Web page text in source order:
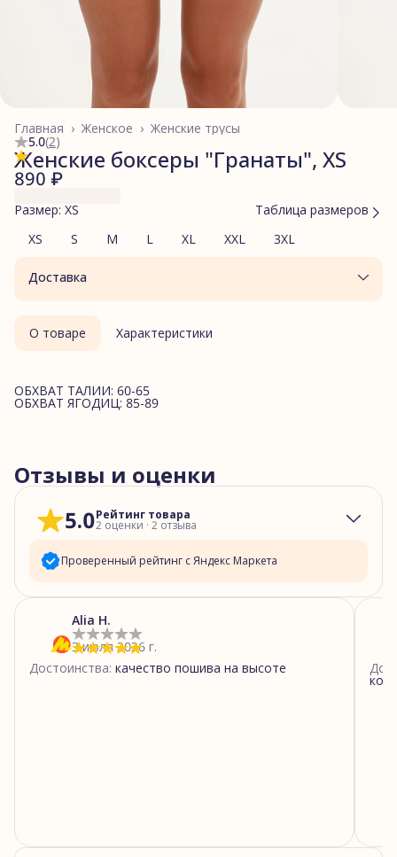
Женские трусы
Женское ›
Главная ›
5.0(2)
Женские боксеры "Гранаты", XS
890 ₽
Размер: XS
Таблица размеров
XS
S M L XL XXL 3XL
Доставка
О товаре Характеристики
ОБХВАТ ТАЛИИ: 60-65
ОБХВАТ ЯГОДИЦ: 85-89
Отзывы и оценки
5.0Рейтинг товара
2 оценки · 2 отзыва
Проверенный рейтинг с Яндекс Маркета
5 звёзд
2
звезды
звезды
2 звезды
Alia H.
3 июля 2026 г.
Достоинства: качество пошива на высоте